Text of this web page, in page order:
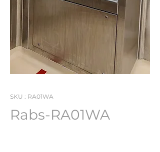
SKU : RA01WA
Rabs-RA01WA